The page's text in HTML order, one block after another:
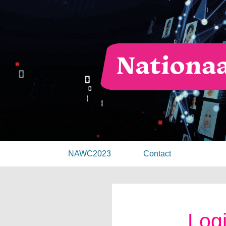
NAWC2023 Contact